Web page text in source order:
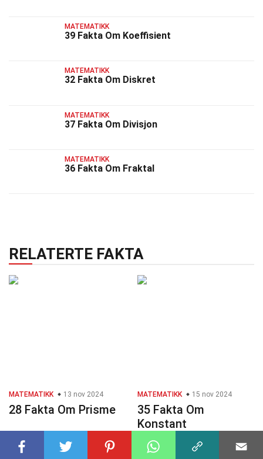
MATEMATIKK
39 Fakta Om Koeffisient
MATEMATIKK
32 Fakta Om Diskret
MATEMATIKK
37 Fakta Om Divisjon
MATEMATIKK
36 Fakta Om Fraktal
RELATERTE FAKTA
MATEMATIKK 13 nov 2024
28 Fakta Om Prisme
MATEMATIKK 15 nov 2024
35 Fakta Om
Konstant